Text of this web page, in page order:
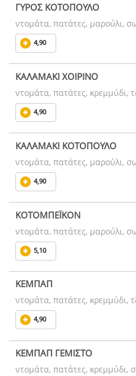
ΓΥΡΟΣ ΚΟΤΟΠΟΥΛΟ
ντομάτα, πατάτες, μαρούλι,
4,90
ΚΑΛΑΜΑΚΙ ΧΟΙΡΙΝΟ
ντομάτα, πατάτες, κρεμμύδι,
4,90
ΚΑΛΑΜΑΚΙ ΚΟΤΟΠΟΥΛΟ
ντομάτα, πατάτες, μαρούλι,
4,90
ΚΟΤΟΜΠΕΪΚΟΝ
ντομάτα, πατάτες, μαρούλι,
5,10
ΚΕΜΠΑΠ
ντομάτα, πατάτες, κρεμμύδι,
4,90
ΚΕΜΠΑΠ ΓΕΜΙΣΤΟ
ντομάτα, πατάτες, κρεμμύδι,